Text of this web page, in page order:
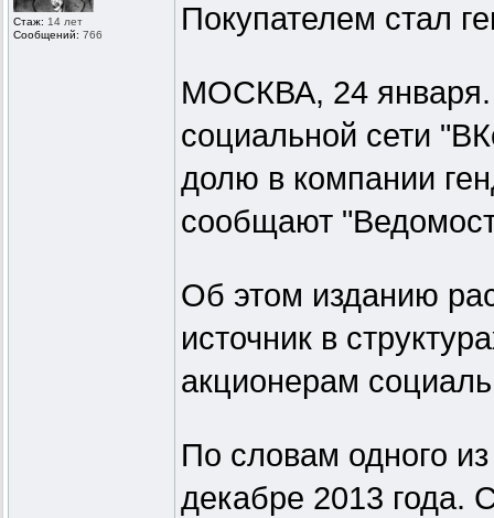
Стаж: 14 лет
Сообщений: 766 Покупателем стал
МОСКВА, 24
социальной сети
долю в компании
сообщают
Об этом изданию
источник в
акционерам
По словам одного
декабре 2013 года.